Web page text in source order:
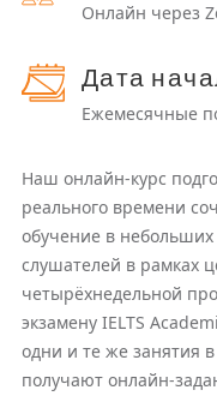
Онлайн через
Дата
Ежемесячные
Наш онлайн-курс
реального времени
обучение в
слушателей в рамках
четырёхнедельной
экзамену IELTS
одни и те же занятия
получают онлайн-